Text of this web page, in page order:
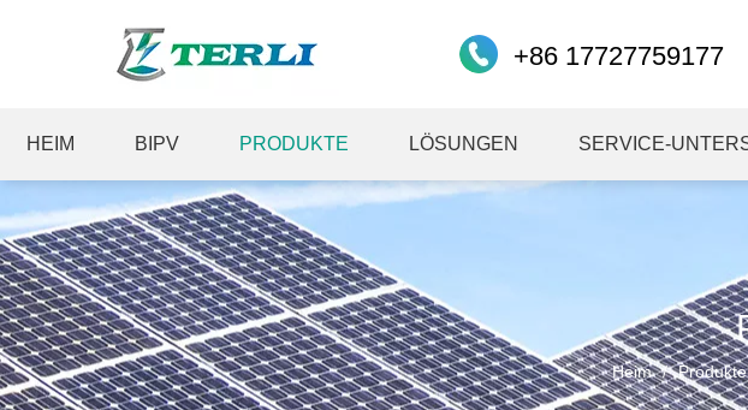
+86 17727759177
HEIM BIPV PRODUKTE LÖSUNGEN SERVICE-
Heim / Produkte